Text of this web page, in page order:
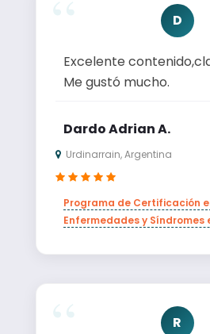
D
Excelente contenido,claro y preciso.
Me gustó mucho.
Dardo Adrian A.
Urdinarrain, Argentina
Programa de Certificación en
Enfermedades y Síndromes
R